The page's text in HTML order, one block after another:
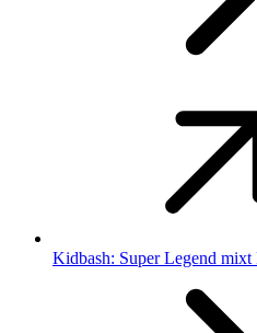
Kidbash: Super Legend